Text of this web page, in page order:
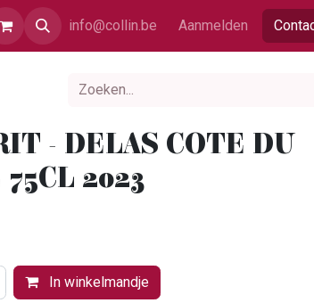
info@collin.be Aanmelden
- DELAS COTE DU
2023
In winkelmandje